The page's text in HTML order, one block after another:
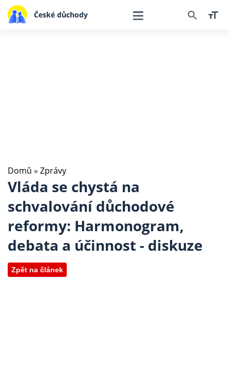
České důchody
Domů » Zprávy
Vláda se chystá na
schvalování důchodové
reformy: Harmonogram,
debata a účinnost - diskuze
Zpět na článek